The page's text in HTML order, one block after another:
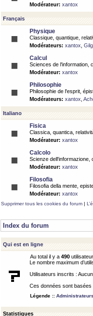
Modérateur: xantox
Français
Physique
Classique, quantique,
Modérateurs: xantox
Calcul
Sciences de l'information,
Modérateur: xantox
Philosophie
Philosophie de l'esprit,
Modérateurs: xantox
Italiano
Fisica
Classica, quantica,
Modérateur: xantox
Calcolo
Scienze dell'informazione,
Modérateur: xantox
Filosofia
Filosofia della mente,
Modérateur: xantox
Supprimer tous les cookies du forum |
Index du forum
Qui est en ligne
Au total il y a 490
Le nombre maximum
Utilisateurs inscrits :
Ces données sont
Légende :: Administrateurs
Statistiques